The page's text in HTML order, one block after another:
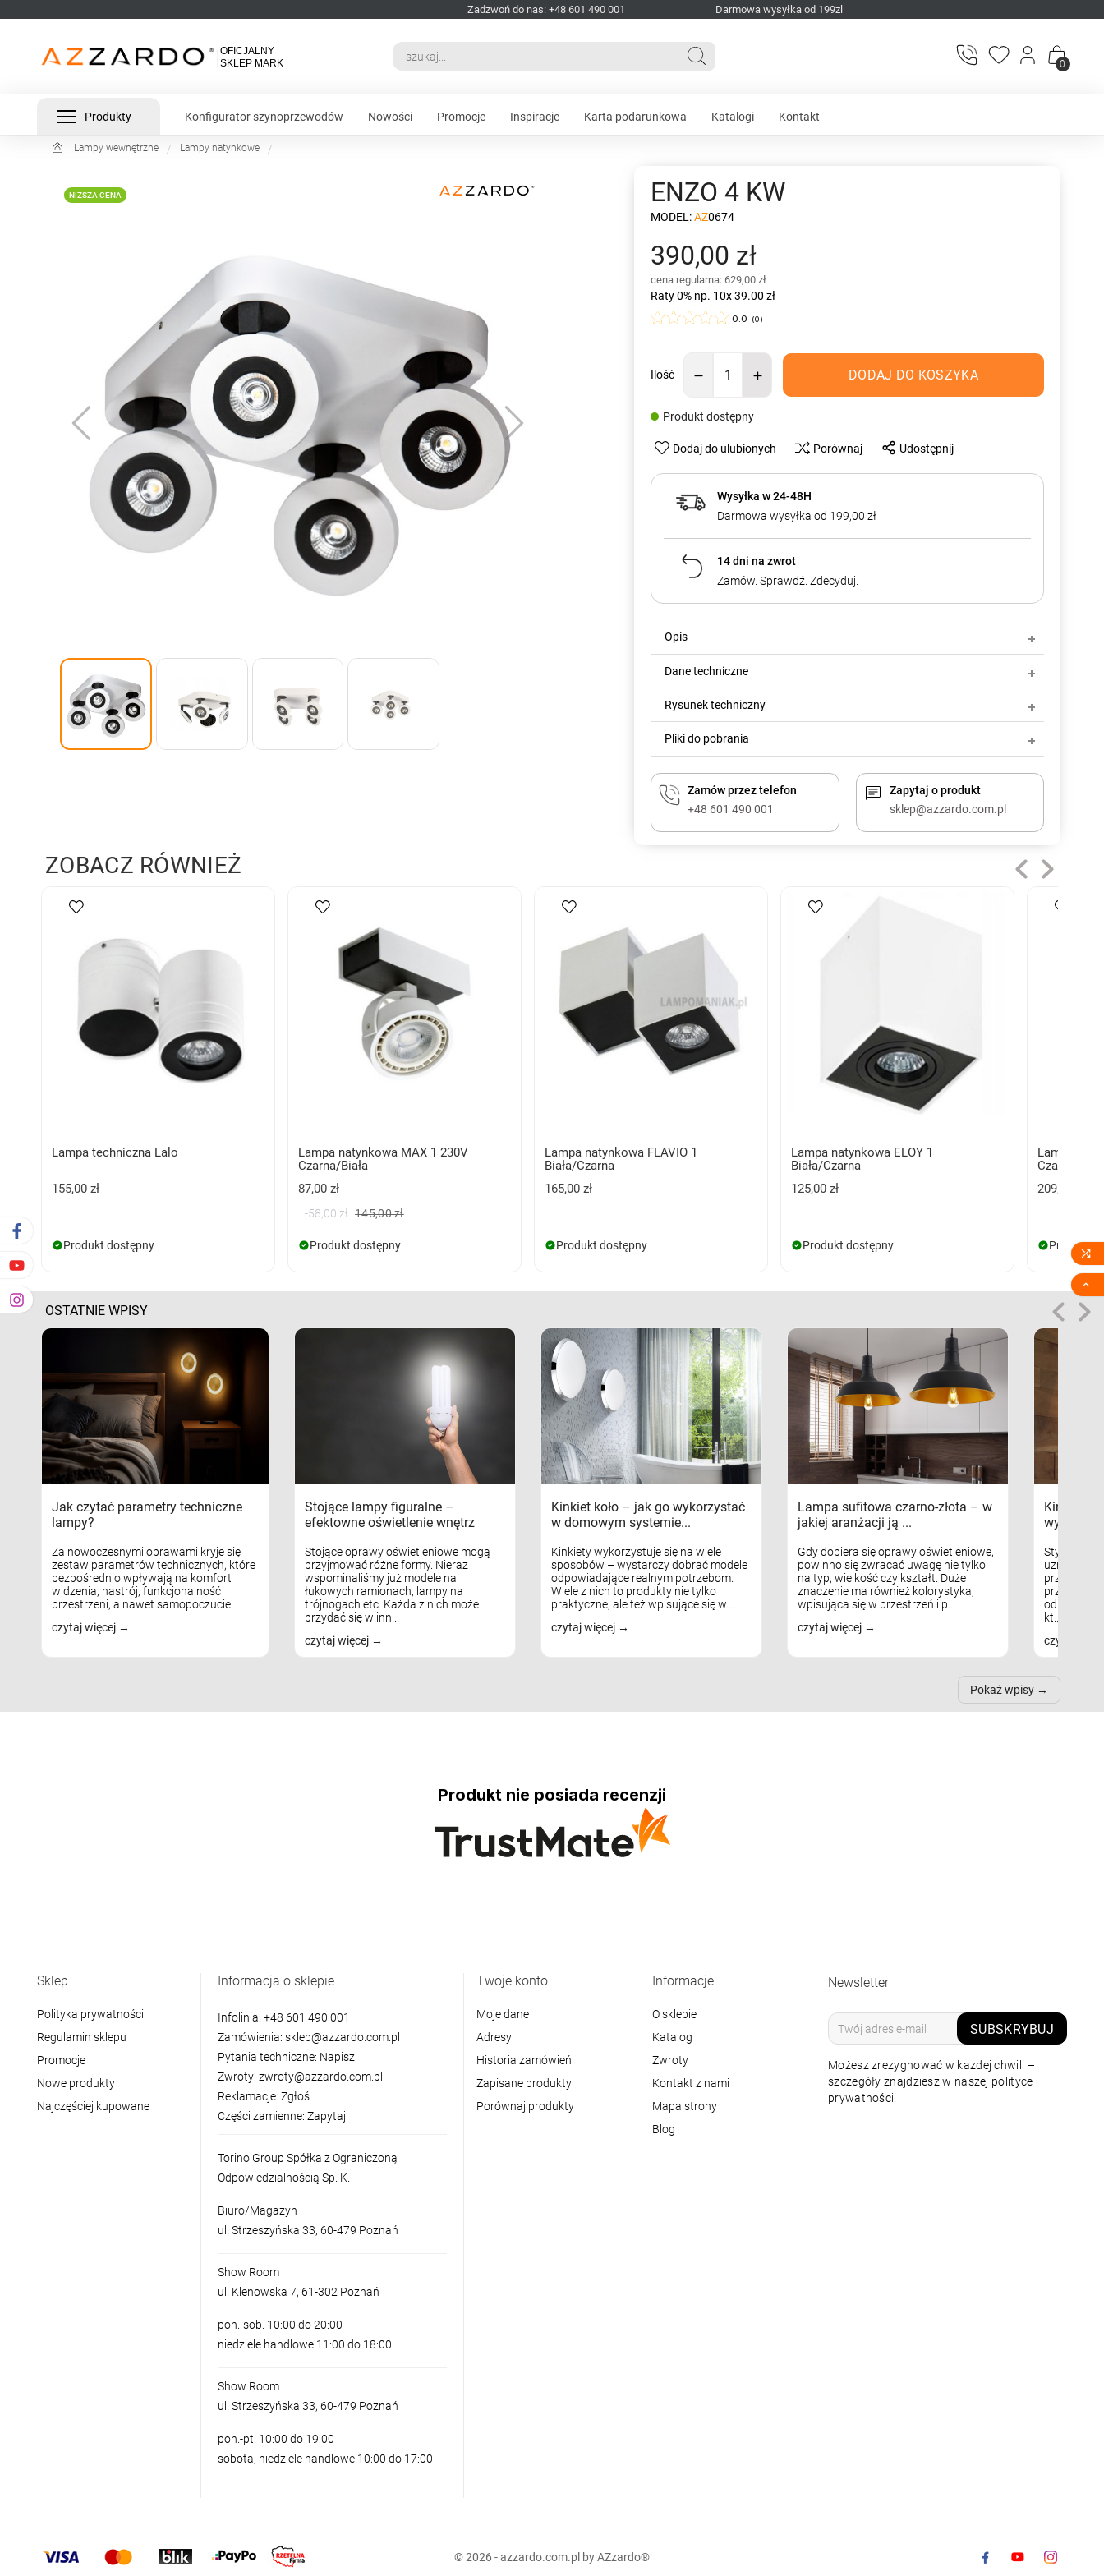
Zadzwoń do nas: +48 601 490 001 Darmowa wysyłka od 199zl
0
Produkty Konfigurator szynoprzewodów Nowości Promocje Inspiracje Karta podarunkowa Katalogi Kontakt
Lampy wewnętrzne Lampy natynkowe
NIŻSZA CENA ENZO 4 KW
MODEL:AZ0674
390,00 zł
cena regularna: 629,00 zł
Raty 0% np. 10x 39.00 zł
0.0 (0)
Ilość DODAJ DO KOSZYKA
Produkt dostępny
Dodaj do ulubionych Porównaj Udostępnij
Wysyłka w 24-48H
Darmowa wysyłka od 199,00 zł
14 dni na zwrot
Zamów. Sprawdź. Zdecyduj.
Opis
Dane techniczne
Rysunek techniczny
Pliki do pobrania
Zamów przez telefon
+48 601 490 001
Zapytaj o produkt
sklep@azzardo.com.pl
ZOBACZ RÓWNIEŻ
Lampa techniczna Lalo
155,00 zł
Produkt dostępny
Lampa natynkowa MAX 1 230V
Czarna/Biała
87,00 zł
-58,00 zł 145,00 zł
Produkt dostępny
Lampa natynkowa FLAVIO 1
Biała/Czarna
165,00 zł
Produkt dostępny
Lampa natynkowa ELOY 1
Biała/Czarna
125,00 zł
Produkt dostępny
Lampa
Czarna/
209,00 zł
Produkt
OSTATNIE WPISY
Jak czytać parametry techniczne
lampy?
Za nowoczesnymi oprawami kryje się
zestaw parametrów technicznych, które
bezpośrednio wpływają na komfort
widzenia, nastrój, funkcjonalność
przestrzeni, a nawet samopoczucie...
czytaj więcej
Stojące lampy figuralne –
efektowne oświetlenie wnętrz
Stojące oprawy oświetleniowe mogą
przyjmować różne formy. Nieraz
wspominaliśmy już modele na
łukowych ramionach, lampy na
trójnogach etc. Każda z nich może
przydać się w inn...
czytaj więcej
Kinkiet koło – jak go wykorzystać
w domowym systemie...
Kinkiety wykorzystuje się na wiele
sposobów – wystarczy dobrać modele
odpowiadające realnym potrzebom.
Wiele z nich to produkty nie tylko
praktyczne, ale też wpisujące się w...
czytaj więcej
Lampa sufitowa czarno-złota – w
jakiej aranżacji ją ...
Gdy dobiera się oprawy oświetleniowe,
powinno się zwracać uwagę nie tylko
na typ, wielkość czy kształt. Duże
znaczenie ma również kolorystyka,
wpisująca się w przestrzeń i p...
czytaj więcej
Kinkiety
Styl
uznaniem
kt...
czytaj
Pokaż wpisy
Produkt nie posiada recenzji
390,00 zł
cena regularna: 629,00 zł
Raty 0%
Sklep
Polityka prywatności
Regulamin sklepu
Promocje
Nowe produkty
Najczęściej kupowane
Informacja o sklepie
Infolinia: +48 601 490 001
Zamówienia: sklep@azzardo.com.pl
Pytania techniczne: Napisz
Zwroty: zwroty@azzardo.com.pl
Reklamacje: Zgłoś
Części zamienne: Zapytaj
Torino Group Spółka z Ograniczoną
Odpowiedzialnością Sp. K.
Biuro/Magazyn
ul. Strzeszyńska 33, 60-479 Poznań
Show Room
ul. Klenowska 7, 61-302 Poznań
pon.-sob. 10:00 do 20:00
niedziele handlowe 11:00 do 18:00
Show Room
ul. Strzeszyńska 33, 60-479 Poznań
pon.-pt. 10:00 do 19:00
sobota, niedziele handlowe 10:00 do 17:00
Twoje konto
Moje dane
Adresy
Historia zamówień
Zapisane produkty
Porównaj produkty
Informacje
O sklepie
Katalog
Zwroty
Kontakt z nami
Mapa strony
Blog
Newsletter
SUBSKRYBUJ
Możesz zrezygnować w każdej chwili –
szczegóły znajdziesz w naszej polityce
prywatności.


© 2026 - azzardo.com.pl by AZzardo®